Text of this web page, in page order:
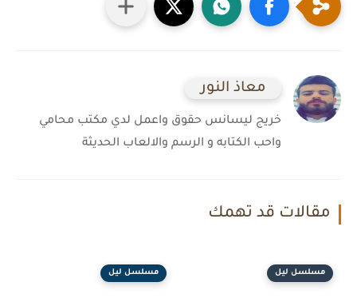
معاذ النور
خريج ليسانس حقوق واعمل لدي مكتب محامي
واحب الكتابه و الرسم والالعاب الحديثة
مقالات قد تهمك
مسلسل ليل مسلسل ليل